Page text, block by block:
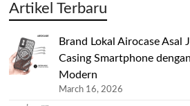
Artikel Terbaru
Brand Lokal Airocase Asal
Casing Smartphone
Modern
March 16, 2026